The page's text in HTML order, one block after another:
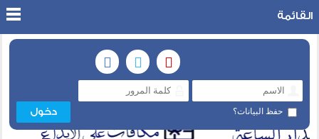
حفظ البيانات؟
القائمة